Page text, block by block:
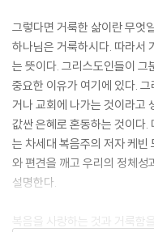
그렇다면 거룩한 삶이란 무엇
하나님은 거룩하시다. 따라서
는 뜻이다. 그리스도인들이 그
중요한 이유가 여기에 있다.
거나 교회에 나가는 것이라고
값싼 은혜로 혼동하는 것이다
는 차세대 복음주의 저자 케빈
와 편견을 깨고 우리의 정체성
설명한다.
복음을 사랑하는 것과 거룩